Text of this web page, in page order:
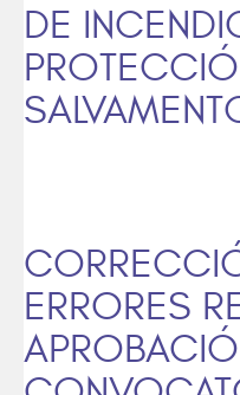
DE
ERRORES